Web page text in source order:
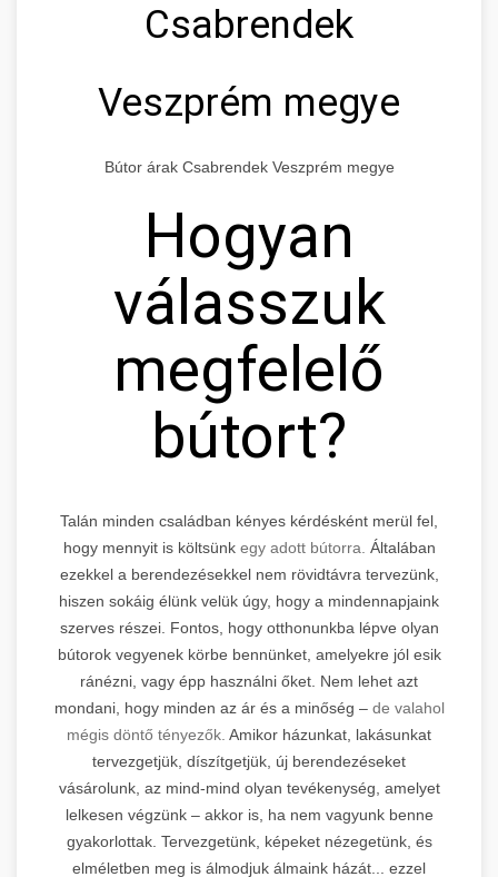
Csabrendek
Veszprém megye
Bútor árak Csabrendek Veszprém megye
Hogyan
válasszuk
megfelelő
bútort?
Talán minden családban kényes kérdésként merül fel,
hogy mennyit is költsünkegy adott bútorra. Általában
ezekkel a berendezésekkel nem rövidtávra tervezünk,
hiszen sokáig élünk velük úgy, hogy a mindennapjaink
szerves részei. Fontos, hogy otthonunkba lépve olyan
bútorok vegyenek körbe bennünket, amelyekre jól esik
ránézni, vagy épp használni őket. Nem lehet azt
mondani, hogy minden az ár és a minőség – de valahol
mégis döntő tényezők. Amikor házunkat, lakásunkat
tervezgetjük, díszítgetjük, új berendezéseket
vásárolunk, az mind-mind olyan tevékenység, amelyet
lelkesen végzünk – akkor is, ha nem vagyunk benne
gyakorlottak. Tervezgetünk, képeket nézegetünk, és
elméletben meg is álmodjuk álmaink házát... ezzel